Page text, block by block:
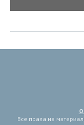
Все права на